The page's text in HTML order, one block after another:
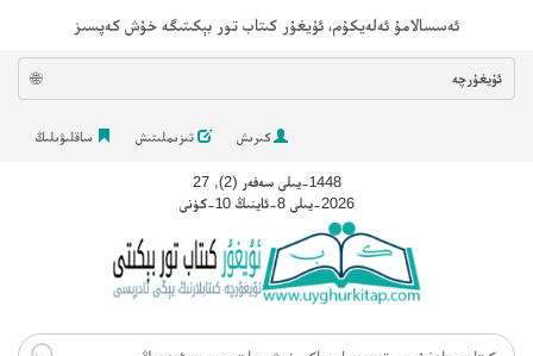
ئەسسالامۇ ئەلەيكۇم، ئۇيغۇر كىتاب تور بېكىتىگە خۇش كەپسىز
ئۇيغۇرچە 🌐
كىرىش تىزىملىتىش ساقلىۋىلىڭ
1448-يىلى سەفەر (2), 27
2026-يىلى 8-ئاينىڭ 10-كۈنى